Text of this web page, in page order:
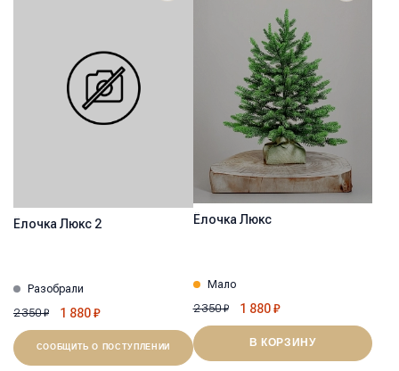
Ёлочка Люкс 2
Разобрали
2 350₽ 1 880₽
СООБЩИТЬ О ПОСТУПЛЕНИИ
Ёлочка Люкс
Мало
2 350₽ 1 880₽
В КОРЗИНУ